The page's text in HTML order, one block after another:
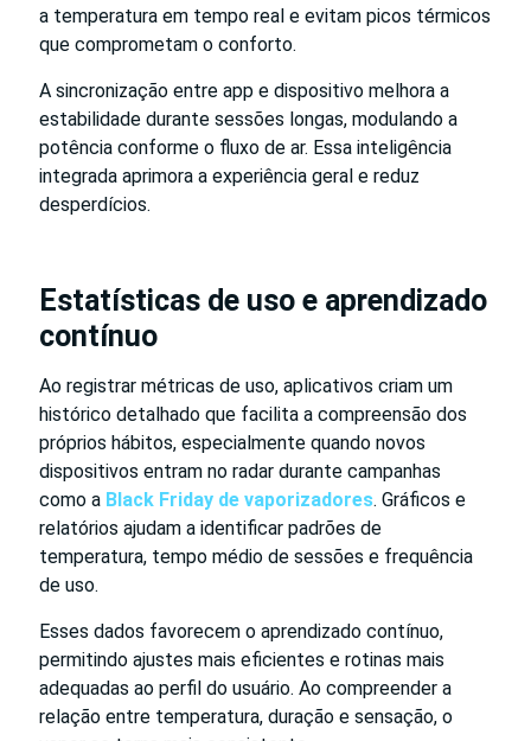
a temperatura em tempo real e evitam picos térmicos
que comprometam o conforto.
A sincronização entre app e dispositivo melhora a
estabilidade durante sessões longas, modulando a
potência conforme o fluxo de ar. Essa inteligência
integrada aprimora a experiência geral e reduz
desperdícios.
Estatísticas de uso e aprendizado
contínuo
Ao registrar métricas de uso, aplicativos criam um
histórico detalhado que facilita a compreensão dos
próprios hábitos, especialmente quando novos
dispositivos entram no radar durante campanhas
como a Black Friday de vaporizadores. Gráficos e
relatórios ajudam a identificar padrões de
temperatura, tempo médio de sessões e frequência
de uso.
Esses dados favorecem o aprendizado contínuo,
permitindo ajustes mais eficientes e rotinas mais
adequadas ao perfil do usuário. Ao compreender a
relação entre temperatura, duração e sensação, o